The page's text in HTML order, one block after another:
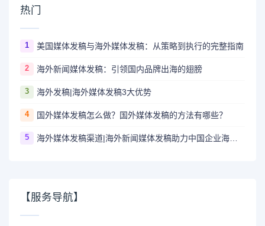
热门
1 美国媒体发稿与海外媒体发稿：从策略到执行的完整指南
2 海外新闻媒体发稿：引领国内品牌出海的翅膀
3 海外发稿|海外媒体发稿3大优势
4 国外媒体发稿怎么做？国外媒体发稿的方法有哪些？
5 海外媒体发稿渠道|海外新闻媒体发稿助力中国企业海外传播
【服务导航】